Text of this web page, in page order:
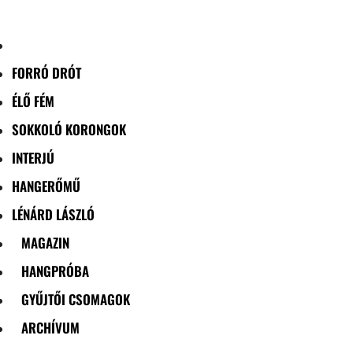
FORRÓ DRÓT
ÉLŐ FÉM
SOKKOLÓ KORONGOK
INTERJÚ
HANGERŐMŰ
LÉNÁRD LÁSZLÓ
MAGAZIN
HANGPRÓBA
GYŰJTŐI CSOMAGOK
ARCHÍVUM